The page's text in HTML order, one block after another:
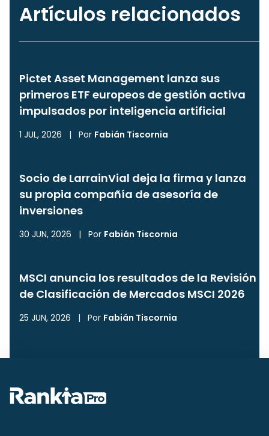
Artículos relacionados
Pictet Asset Management lanza sus
primeros ETF europeos de gestión activa
impulsados por inteligencia artificial
1 JUL, 2026 | Por Fabián Tiscornia
Socio de LarrainVial deja la firma y lanza
su propia compañía de asesoría de
inversiones
30 JUN, 2026 | Por Fabián Tiscornia
MSCI anuncia los resultados de la Revisión
de Clasificación de Mercados MSCI 2026
25 JUN, 2026 | Por Fabián Tiscornia